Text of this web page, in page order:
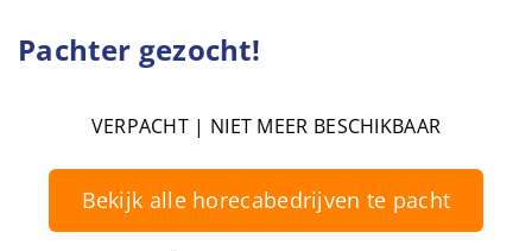
Pachter gezocht!
VERPACHT | NIET MEER BESCHIKBAAR
Bekijk alle horecabedrijven te pacht